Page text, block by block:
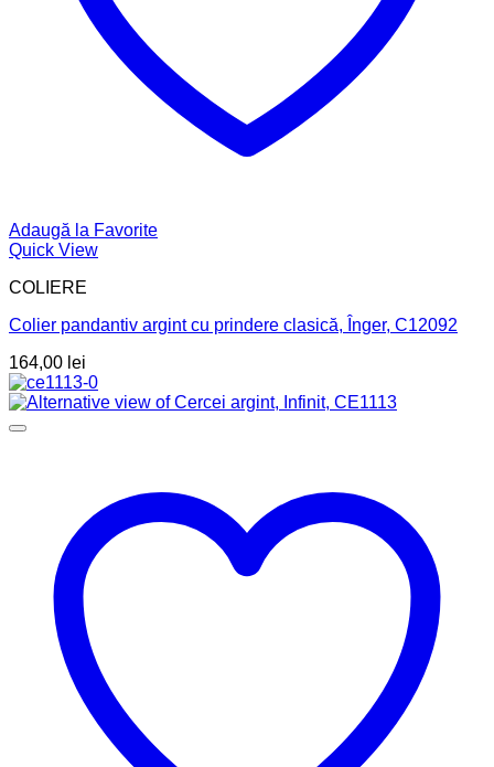
Adaugă la Favorite
Quick View
COLIERE
Colier pandantiv argint cu prindere clasică, Înger, C12092
164,00 lei